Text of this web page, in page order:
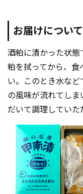
お届けについて
酒粕に漬かった状態
粕を拭ってから、食
い。このとき水な
の風味が流れてしま
だいて調理していた